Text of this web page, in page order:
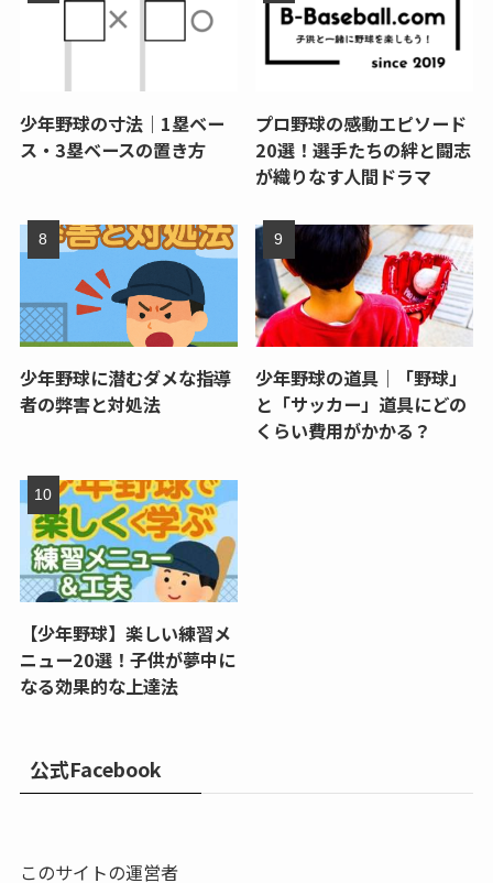
少年野球の寸法｜1塁ベー
ス・3塁ベースの置き方
プロ野球の感動エピソード
20選！選手たちの絆と闘志
が織りなす人間ドラマ
少年野球に潜むダメな指導
者の弊害と対処法
少年野球の道具｜「野球」
と「サッカー」道具にどの
くらい費用がかかる？
【少年野球】楽しい練習メ
ニュー20選！子供が夢中に
なる効果的な上達法
公式Facebook
このサイトの運営者